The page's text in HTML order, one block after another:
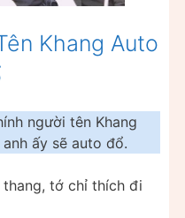
Khang Auto
người tên Khang
ấy sẽ auto đổ.
tớ chỉ thích đi